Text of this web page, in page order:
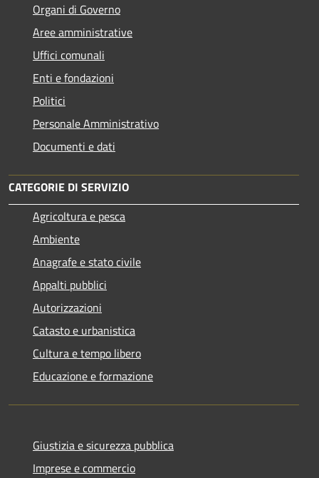
Organi di Governo
Aree amministrative
Uffici comunali
Enti e fondazioni
Politici
Personale Amministrativo
Documenti e dati
CATEGORIE DI SERVIZIO
Agricoltura e pesca
Ambiente
Anagrafe e stato civile
Appalti pubblici
Autorizzazioni
Catasto e urbanistica
Cultura e tempo libero
Educazione e formazione
Giustizia e sicurezza pubblica
Imprese e commercio